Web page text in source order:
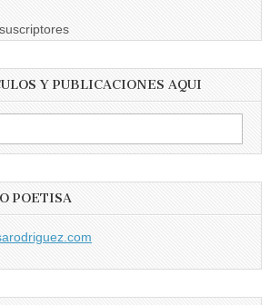
Y PUBLICACIONES AQUI
POETISA